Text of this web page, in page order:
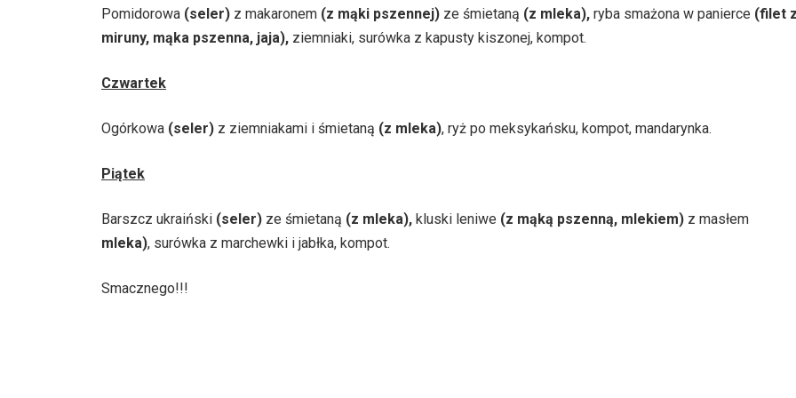
Pomidorowa (seler) z makaronem (z mąki pszennej) ze śmietaną (z mleka), ryba smażona w panierce (filet z
miruny, mąka pszenna, jaja), ziemniaki, surówka z kapusty kiszonej, kompot.
Czwartek
Ogórkowa (seler) z ziemniakami i śmietaną (z mleka), ryż po meksykańsku, kompot, mandarynka.
Piątek
Barszcz ukraiński (seler) ze śmietaną (z mleka), kluski leniwe (z mąką pszenną, mlekiem) z
mleka), surówka z marchewki i jabłka, kompot.
Smacznego!!!